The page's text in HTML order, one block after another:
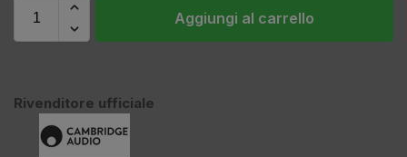
Aggiungi al carrello
Rivenditore ufficiale